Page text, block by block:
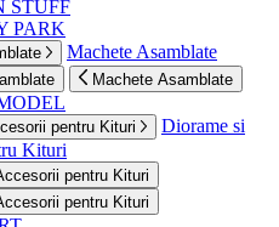
STUFF
PARK
Machete Asamblate
Machete Asamblate
pentru Kituri
Diorame si
Kituri
pentru Kituri
pentru Kituri